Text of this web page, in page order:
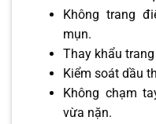
Không trang
mụn.
Thay khẩu
Kiểm soát dầu
Không chạm
vừa nặn.